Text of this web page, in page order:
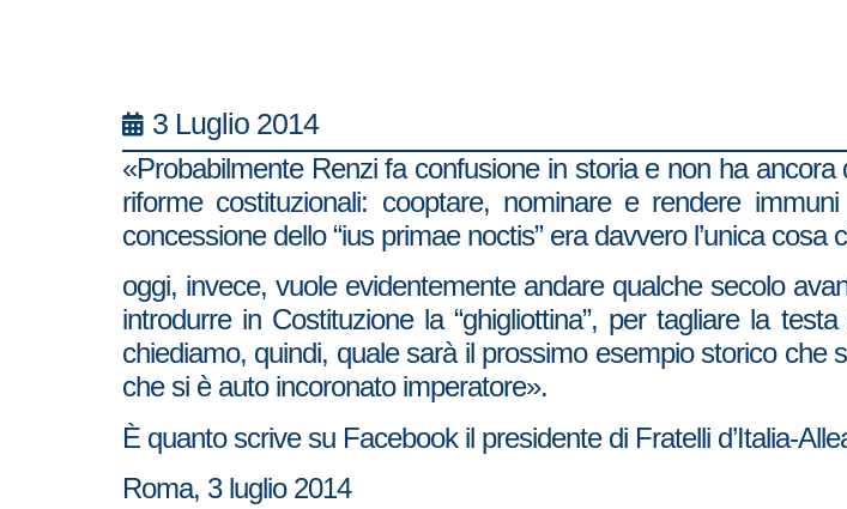
3 Luglio 2014
«Probabilmente Renzi fa confusione in storia e non ha
riforme costituzionali: cooptare, nominare e rendere
concessione dello “ius primae noctis” era davvero l’unica
oggi, invece, vuole evidentemente andare qualche secolo
introdurre in Costituzione la “ghigliottina”, per tagliare la
chiediamo, quindi, quale sarà il prossimo esempio storico che
che si è auto incoronato imperatore».
È quanto scrive su Facebook il presidente di Fratelli d’Italia-
Roma, 3 luglio 2014